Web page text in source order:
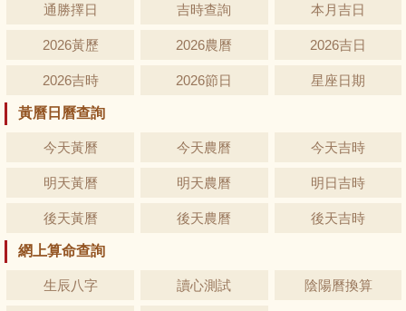
通勝擇日 吉時查詢 本月吉日
2026黃歷 2026農曆 2026吉日
2026吉時 2026節日 星座日期
黃曆日曆查詢
今天黃曆 今天農曆 今天吉時
明天黃曆 明天農曆 明日吉時
後天黃曆 後天農曆 後天吉時
網上算命查詢
生辰八字 讀心測試 陰陽曆換算